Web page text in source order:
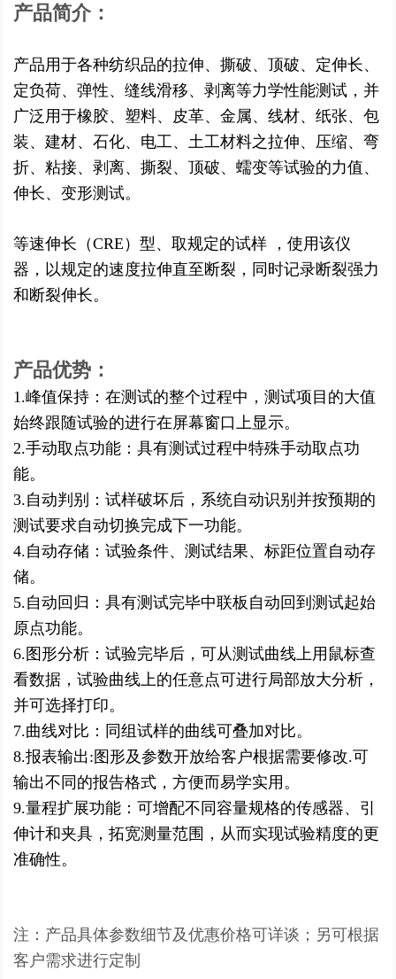
产品简介：
产品用于各种纺织品的拉伸、撕破、顶破、定伸长、
定负荷、弹性、缝线滑移、剥离等力学性能测试，并
广泛用于橡胶、塑料、皮革、金属、线材、纸张、包
装、建材、石化、电工、土工材料之拉伸、压缩、弯
折、粘接、剥离、撕裂、顶破、蠕变等试验的力值、
伸长、变形测试。
等速伸长（CRE）型、取规定的试样 ，使用该仪
器，以规定的速度拉伸直至断裂，同时记录断裂强力
和断裂伸长。
产品优势：
1.峰值保持：在测试的整个过程中，测试项目的大值
始终跟随试验的进行在屏幕窗口上显示。
2.手动取点功能：具有测试过程中特殊手动取点功
能。
3.自动判别：试样破坏后，系统自动识别并按预期的
测试要求自动切换完成下一功能。
4.自动存储：试验条件、测试结果、标距位置自动存
储。
5.自动回归：具有测试完毕中联板自动回到测试起始
原点功能。
6.图形分析：试验完毕后，可从测试曲线上用鼠标查
看数据，试验曲线上的任意点可进行局部放大分析，
并可选择打印。
7.曲线对比：同组试样的曲线可叠加对比。
8.报表输出:图形及参数开放给客户根据需要修改.可
输出不同的报告格式，方便而易学实用。
9.量程扩展功能：可增配不同容量规格的传感器、引
伸计和夹具，拓宽测量范围，从而实现试验精度的更
准确性。
注：产品具体参数细节及优惠价格可详谈；另可根据
客户需求进行定制